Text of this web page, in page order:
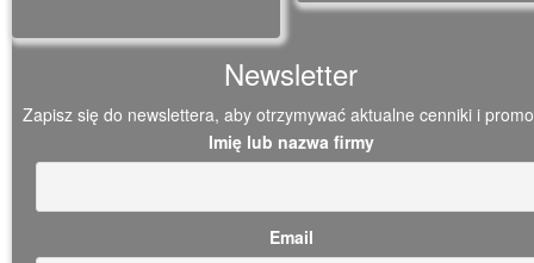
Newsletter
Zapisz się do newslettera, aby otrzymywać aktualne cenniki i
Imię lub nazwa firmy
Email